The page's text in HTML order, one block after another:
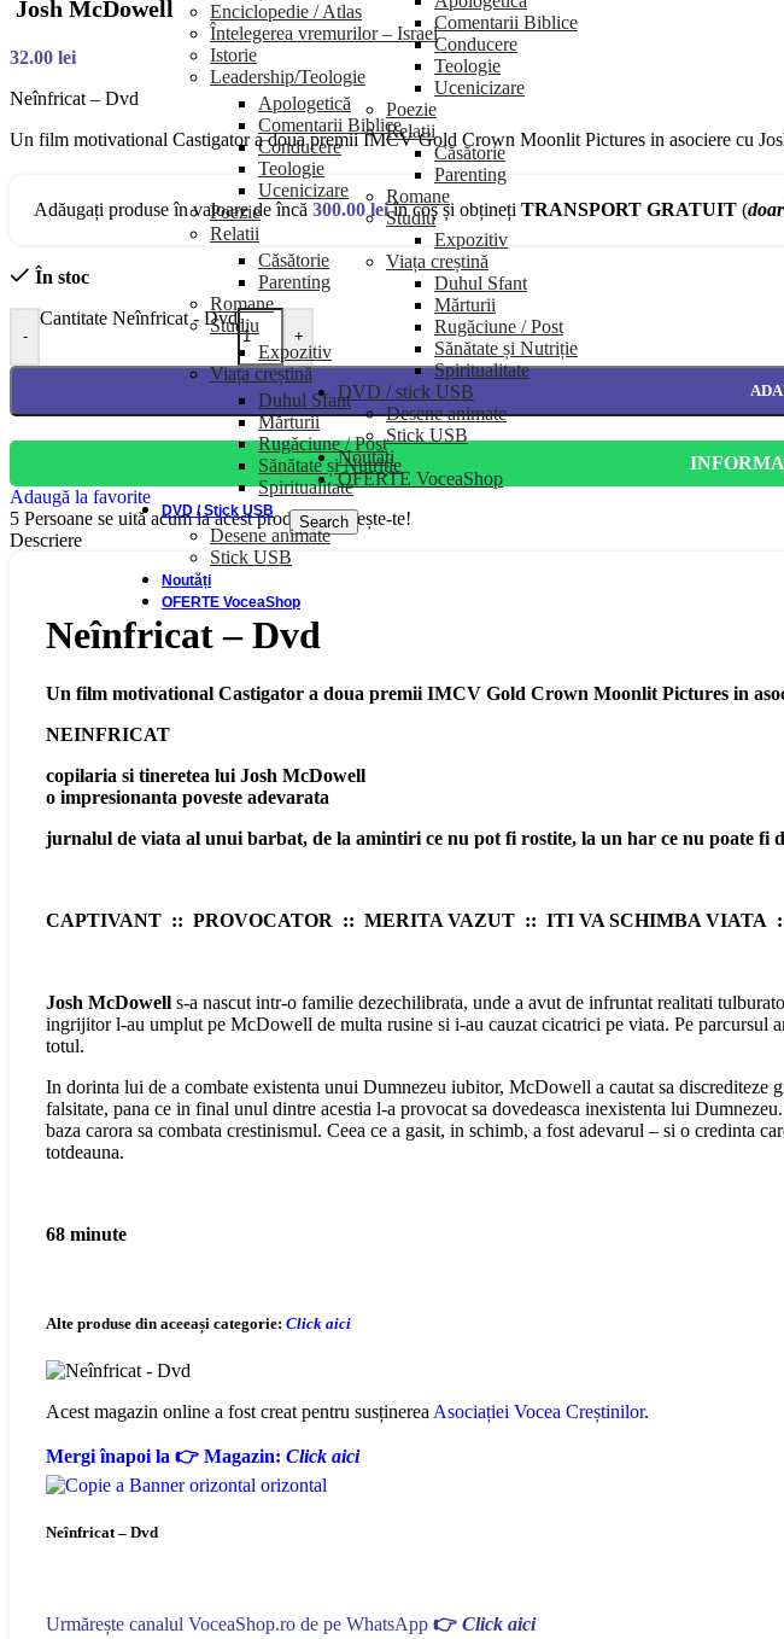
Comentarii Biblice
Conducere
Teologie
Ucenicizare
Poezie
Relatii
Căsătorie
Parenting
Romane
Studiu
Expozitiv
Viața creștină
Duhul Sfant
Mărturii
Rugăciune / Post
Sănătate și Nutriție
Spiritualitate
DVD / stick USB
Desene animate
Stick USB
Noutăți
OFERTE VoceaShop
Search
Enciclopedie / Atlas
Întelegerea vremurilor – Israel
Istorie
Leadership/Teologie
Apologetică
Comentarii Biblice
Conducere
Teologie
Ucenicizare
Poezie
Relatii
Căsătorie
Parenting
Romane
Studiu
Expozitiv
Viața creștină
Duhul Sfant
Mărturii
Rugăciune / Post
Sănătate și Nutriție
Spiritualitate
DVD / Stick USB
Desene animate
Stick USB
Noutăți
OFERTE VoceaShop
Josh McDowell
32.00 lei
Neînfricat – Dvd
Un film motivational Castigator a doua premii IMCV Gold Crown Moonlit Pictures in asociere cu
Adăugați produse în valoare de încă 300.00 leiîn coș și obțineți TRANSPORT GRATUIT (
În stoc
-
Cantitate Neînfricat - Dvd
+
Adaugă la favorite
5 Persoane se uită acum la acest produs. Grăbește-te!
Descriere
Neînfricat – Dvd
Un film motivational Castigator a doua premii IMCV Gold Crown Moonlit Pictures in
NEINFRICAT
copilaria si tineretea lui Josh McDowell
o impresionanta poveste adevarata
jurnalul de viata al unui barbat, de la amintiri ce nu pot fi rostite, la un har ce nu poate fi
CAPTIVANT :: PROVOCATOR :: MERITA VAZUT :: ITI VA SCHIMBA VIATA
Josh McDowell s-a nascut intr-o familie dezechilibrata, unde a avut de infruntat realitati
ingrijitor l-au umplut pe McDowell de multa rusine si i-au cauzat cicatrici pe viata. Pe parcursul
totul.
In dorinta lui de a combate existenta unui Dumnezeu iubitor, McDowell a cautat sa
falsitate, pana ce in final unul dintre acestia l-a provocat sa dovedeasca inexistenta lui
baza carora sa combata crestinismul. Ceea ce a gasit, in schimb, a fost adevarul – si o credinta
totdeauna.
68 minute
Alte produse din aceeași categorie: Click aici
Acest magazin online a fost creat pentru susținerea Asociației Vocea Creștinilor.
Mergi înapoi la 👉 Magazin: Click aici
Neînfricat – Dvd
Urmărește canalul VoceaShop.ro de pe WhatsApp 👉 Click aici